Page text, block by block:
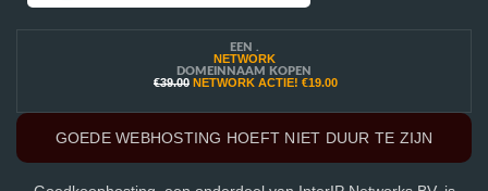
EEN .
NETWORK
DOMEINNAAM KOPEN
€39.00 NETWORK ACTIE! €19.00
GOEDE WEBHOSTING HOEFT NIET DUUR TE ZIJN